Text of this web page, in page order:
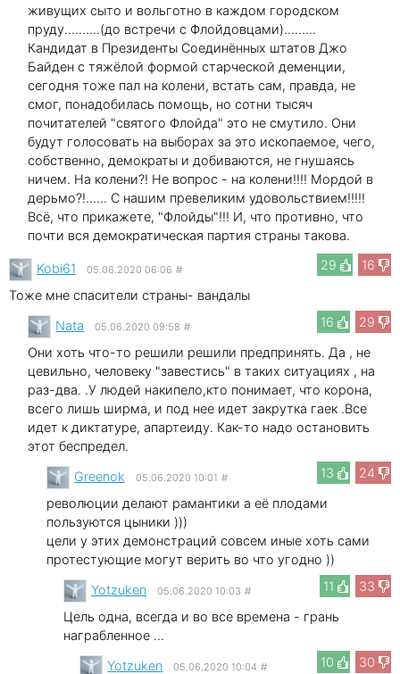
живущих сыто и вольготно в каждом городском
пруду..........(до встречи с Флойдовцами).........
Кандидат в Президенты Соединённых штатов Джо
Байден с тяжёлой формой старческой деменции,
сегодня тоже пал на колени, встать сам, правда, не
смог, понадобилась помощь, но сотни тысяч
почитателей "святого Флойда" это не смутило. Они
будут голосовать на выборах за это ископаемое, чего,
собственно, демократы и добиваются, не гнушаясь
ничем. На колени?! Не вопрос - на колени!!!! Мордой в
дерьмо?!...... С нашим превеликим удовольствием!!!!!
Всё, что прикажете, "Флойды"!!! И, что противно, что
почти вся демократическая партия страны такова.
29
16
Kobi61 05.06.2020 06:06 #
Тоже мне спасители страны- вандалы
16
29
Nata 05.06.2020 09:58 #
Они хоть что-то решили решили предпринять. Да , не
цевильно, человеку "завестись" в таких ситуациях , на
раз-два. .У людей накипело,кто понимает, что корона,
всего лишь ширма, и под нее идет закрутка гаек .Все
идет к диктатуре, апартеиду. Как-то надо остановить
этот беспредел.
13
24
Greenok 05.06.2020 10:01 #
революции делают рамантики а её плодами
пользуются цыники )))
цели у этих демонстраций совсем иные хоть сами
протестующие могут верить во что угодно ))
11
33
Yotzuken 05.06.2020 10:03 #
Цель одна, всегда и во все времена - грань
награбленное ...
10
30
Yotzuken 05.06.2020 10:04 #